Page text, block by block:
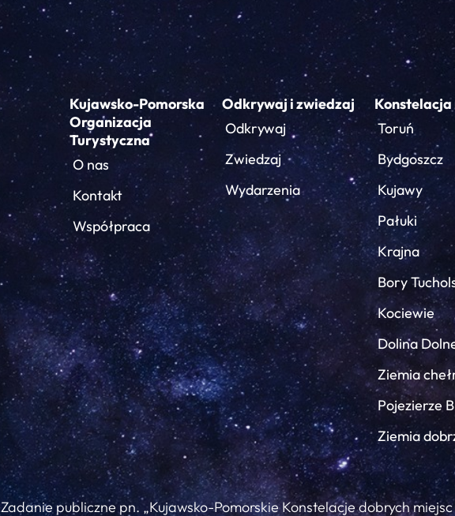
Kujawsko-Pomorska
Organizacja
Turystyczna
O nas
Kontakt
Współpraca
Odkrywaj i zwiedzaj
Odkrywaj
Zwiedzaj
Wydarzenia
Konstelacja
Toruń
Bydgoszcz
Kujawy
Pałuki
Krajna
Bory
Kociewie
Dolina
Ziemia
Pojezierze
Ziemia
Zadanie publiczne pn. „Kujawsko-Pomorskie Konstelacje dobrych